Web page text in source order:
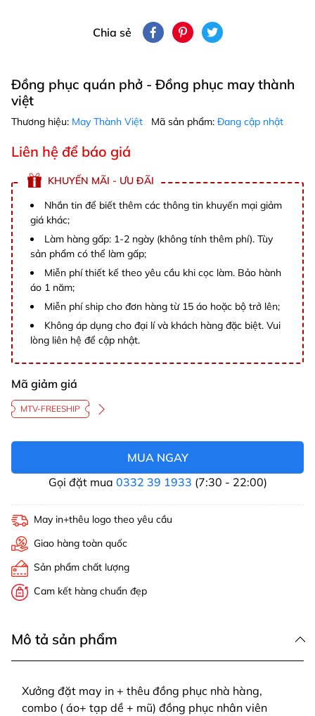
Chia sẻ
Đồng phục quán phở - Đồng phục may thành
việt
Thương hiệu: May Thành Việt Mã sản phẩm: Đang cập nhật
Liên hệ để báo giá
KHUYẾN MÃI - ƯU ĐÃI
Nhắn tin để biết thêm các thông tin khuyến mại giảm
giá khác;
Làm hàng gấp: 1-2 ngày (không tính thêm phí). Tùy
sản phẩm có thể làm gấp;
Miễn phí thiết kế theo yêu cầu khi cọc làm. Bảo hành
áo 1 năm;
Miễn phí ship cho đơn hàng từ 15 áo hoặc bộ trở lên;
Không áp dụng cho đại lí và khách hàng đặc biệt. Vui
lòng liên hệ để cập nhật.
Mã giảm giá
MTV-FREESHIP
MUA NGAY
Gọi đặt mua 0332 39 1933 (7:30 - 22:00)
May in+thêu logo theo yêu cầu
Giao hàng toàn quốc
Sản phẩm chất lượng
Cam kết hàng chuẩn đẹp
Mô tả sản phẩm
Xưởng đặt may in + thêu đồng phục nhà hàng,
combo ( áo+ tạp dề + mũ) đồng phục nhân viên